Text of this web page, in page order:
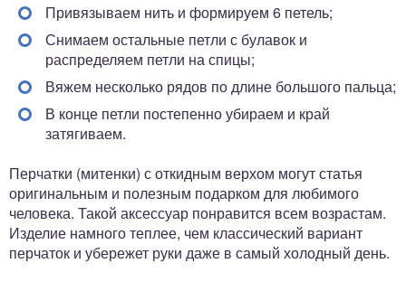
Привязываем нить и формируем 6 петель;
Снимаем остальные петли с булавок и
распределяем петли на спицы;
Вяжем несколько рядов по длине большого пальца;
В конце петли постепенно убираем и край
затягиваем.
Перчатки (митенки) с откидным верхом могут статья
оригинальным и полезным подарком для любимого
человека. Такой аксессуар понравится всем возрастам.
Изделие намного теплее, чем классический вариант
перчаток и убережет руки даже в самый холодный день.